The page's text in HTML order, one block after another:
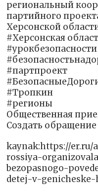
региональный
партийного
Херсонской
#Херсонская
#урокбезопасности
#партпроект
#Тропкин
#регионы
Общественная
Создать обращение
kaynak:https://er.ru/
rossiya-
bezopasnogo-
detej-v-